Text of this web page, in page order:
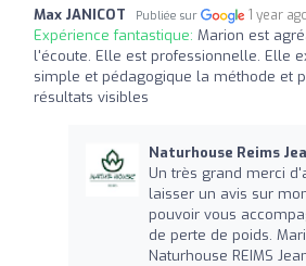
Max JANICOT Publiée sur 1 year
Expérience fantastique: Marion est
l'écoute. Elle est professionnelle. Elle
simple et pédagogique la méthode et
résultats visibles
Naturhouse Reims
Un très grand merci
laisser un avis sur
pouvoir vous
de perte de poids.
Naturhouse REIMS